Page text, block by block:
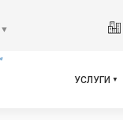
▼
УСЛУГИ